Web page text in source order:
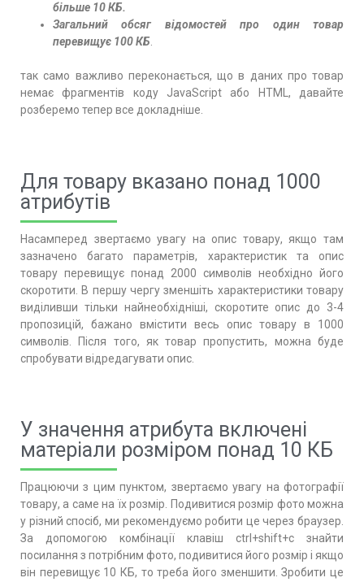
більше 10 КБ.
Загальний обсяг відомостей про один товар
перевищує 100 КБ.
так само важливо переконається, що в даних про товар
немає фрагментів коду JavaScript або HTML, давайте
розберемо тепер все докладніше.
Для товару вказано понад 1000
атрибутів
Насамперед звертаємо увагу на опис товару, якщо там
зазначено багато параметрів, характеристик та опис
товару перевищує понад 2000 символів необхідно його
скоротити. В першу чергу зменшіть характеристики товару
виділивши тільки найнеобхідніші, скоротите опис до 3-4
пропозицій, бажано вмістити весь опис товару в 1000
символів. Після того, як товар пропустить, можна буде
спробувати відредагувати опис.
У значення атрибута включені
матеріали розміром понад 10 КБ
Працюючи з цим пунктом, звертаємо увагу на фотографії
товару, а саме на їх розмір. Подивитися розмір фото можна
у різний спосіб, ми рекомендуємо робити це через браузер.
За допомогою комбінації клавіш ctrl+shift+c знайти
посилання з потрібним фото, подивитися його розмір і якщо
він перевищує 10 КБ, то треба його зменшити. Зробити це